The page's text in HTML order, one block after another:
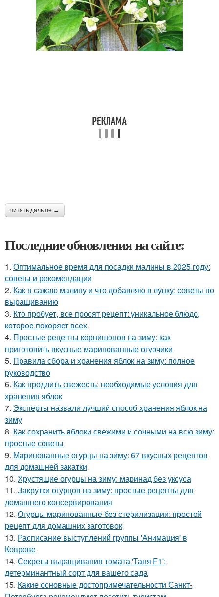
читать дальше →
Последние обновления на сайте:
1. Оптимальное время для посадки малины в 2025 году:
советы и рекомендации
2. Как я сажаю малину и что добавляю в лунку: советы по
выращиванию
3. Кто пробует, все просят рецепт: уникальное блюдо,
которое покоряет всех
4. Простые рецепты корнишонов на зиму: как
приготовить вкусные маринованные огурчики
5. Правила сбора и хранения яблок на зиму: полное
руководство
6. Как продлить свежесть: необходимые условия для
хранения яблок
7. Эксперты назвали лучший способ хранения яблок на
зиму
8. Как сохранить яблоки свежими и сочными на всю зиму:
простые советы
9. Маринованные огурцы на зиму: 67 вкусных рецептов
для домашней закатки
10. Хрустящие огурцы на зиму: маринад без уксуса
11. Закрутки огурцов на зиму: простые рецепты для
домашнего консервирования
12. Огурцы маринованные без стерилизации: простой
рецепт для домашних заготовок
13. Расписание выступлений группы 'Анимация' в
Коврове
14. Секреты выращивания томата 'Таня F1':
детерминантный сорт для вашего сада
15. Какие основные достопримечательности Санкт-